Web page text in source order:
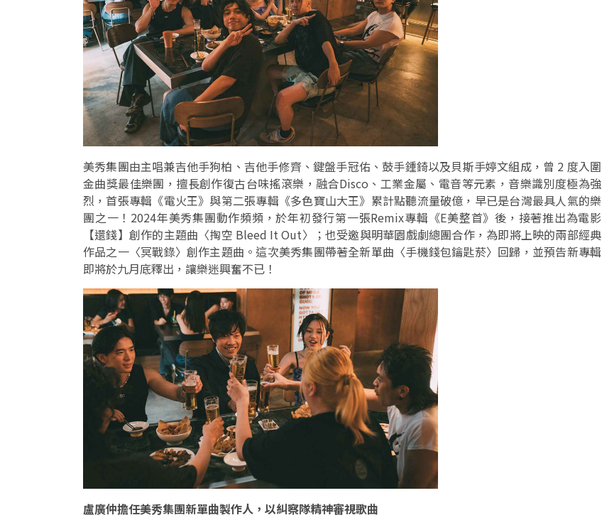
美秀集團由主唱兼吉他手狗柏、吉他手修齊、鍵盤手冠佑、鼓手鍾錡以及貝斯手婷文組成，曾 2 度入圍
金曲獎最佳樂團，擅長創作復古台味搖滾樂，融合Disco、工業金屬、電音等元素，音樂識別度極為強
烈，首張專輯《電火王》與第二張專輯《多色寶山大王》累計點聽流量破億，早已是台灣最具人氣的樂
團之一！2024年美秀集團動作頻頻，於年初發行第一張Remix專輯《E美整首》後，接著推出為電影
【還錢】創作的主題曲〈掏空 Bleed It Out〉；也受邀與明華園戲劇總團合作，為即將上映的兩部經典
作品之一〈冥戰錄〉創作主題曲。這次美秀集團帶著全新單曲〈手機錢包鑰匙菸〉回歸，並預告新專輯
即將於九月底釋出，讓樂迷興奮不已！
盧廣仲擔任美秀集團新單曲製作人，以糾察隊精神審視歌曲